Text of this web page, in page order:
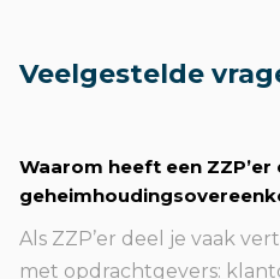
Veelgestelde
Waarom heeft een ZZP’er
Als ZZP’er deel je vaak
met opdrachtgevers: